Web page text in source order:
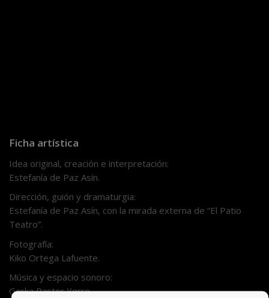
Ficha artística
Idea original, creación e interpretación:
Estefanía de Paz Asín.
Dirección, guión y dramaturgia:
Estefanía de Paz Asín, con la mirada externa de “El Patio
Teatro”.
Fotografía:
Kiko Ortega Lafuente.
Música y espacio sonoro:
Gorka Pastor Yerro.